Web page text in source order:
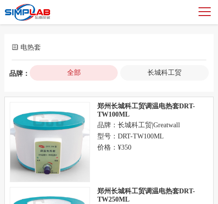
电热套
品牌： 全部 长城科工贸
郑州长城科工贸调温电热套DRT-
TW100ML
品牌：长城科工贸|Greatwall
型号：DRT-TW100ML
价格：¥350
郑州长城科工贸调温电热套DRT-
TW250ML